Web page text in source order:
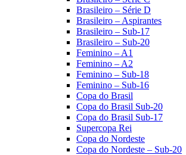
Brasileiro – Série D
Brasileiro – Aspirantes
Brasileiro – Sub-17
Brasileiro – Sub-20
Feminino – A1
Feminino – A2
Feminino – Sub-18
Feminino – Sub-16
Copa do Brasil
Copa do Brasil Sub-20
Copa do Brasil Sub-17
Supercopa Rei
Copa do Nordeste
Copa do Nordeste – Sub-20